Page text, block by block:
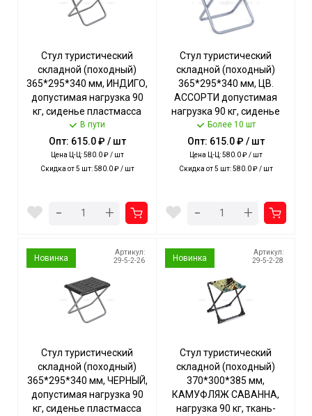
Стул туристический
складной (походный)
365*295*340 мм, ИНДИГО,
допустимая нагрузка 90
кг, сиденье пластмасса
арт. ПСП4/И NIKA [5]
В пути
Опт: 615.0 ₽ / шт
Цена Ц-Ц: 580.0 ₽ / шт
Скидка от 5 шт: 580.0 ₽ / шт
- +
Стул туристический
складной (походный)
365*295*340 мм, ЦВ.
АССОРТИ допустимая
нагрузка 90 кг, сиденье
пластмасса арт. ПСП4
NIKA [5]
Более 10 шт
Опт: 615.0 ₽ / шт
Цена Ц-Ц: 580.0 ₽ / шт
Скидка от 5 шт: 580.0 ₽ / шт
- +
Новинка
Артикул:
29-5-2-26
Стул туристический
складной (походный)
365*295*340 мм, ЧЕРНЫЙ,
допустимая нагрузка 90
кг, сиденье пластмасса
Новинка
Артикул:
29-5-2-28
Стул туристический
складной (походный)
370*300*385 мм,
КАМУФЛЯЖ САВАННА,
нагрузка 90 кг, ткань-